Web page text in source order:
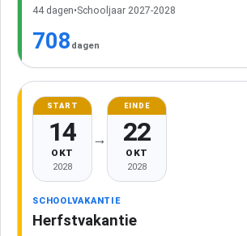
44 dagen•Schooljaar 2027-2028
708 dagen
START
14
OKT
2028
→
EINDE
22
OKT
2028
SCHOOLVAKANTIE
Herfstvakantie